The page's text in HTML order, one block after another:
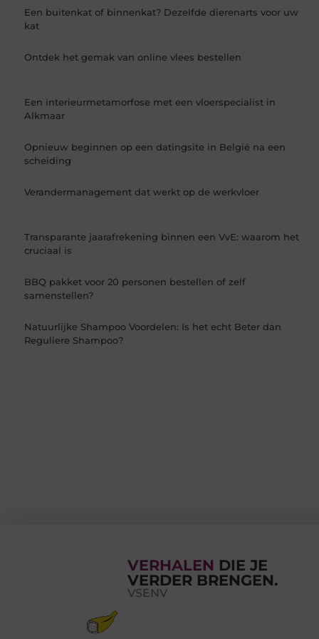
Een buitenkat of binnenkat? Dezelfde dierenarts voor uw
kat
Ontdek het gemak van online vlees bestellen
Een interieurmetamorfose met een vloerspecialist in
Alkmaar
Opnieuw beginnen op een datingsite in België na een
scheiding
Verandermanagement dat werkt op de werkvloer
Transparante jaarafrekening binnen een VvE: waarom het
cruciaal is
BBQ pakket voor 20 personen bestellen of zelf
samenstellen?
Natuurlijke Shampoo Voordelen: Is het echt Beter dan
Reguliere Shampoo?
VERHALEN DIE JE
VERDER BRENGEN.
VSENV